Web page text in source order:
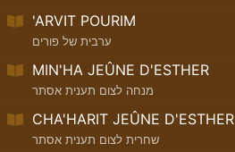
'ARVIT POURIM
ערבית של פורים
MIN'HA JEÛNE D'ESTHER
מנחה לצום תענית אסתר
CHA'HARIT JEÛNE D'ESTHER
שחרית לצום תענית אסתר